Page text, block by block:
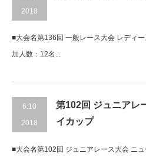
2018
■大会名第136回 一般レース大会 レディ
加人数：12名...
6.10
2018
第102回 ジュニアレ
イカップ
■大会名第102回 ジュニアレース大会 ニ